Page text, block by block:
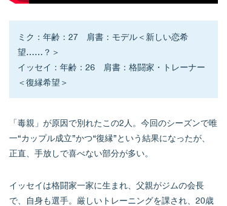
ミク：年齢：27　肩書：モデル＜新しい恋希
望……？＞
イッセイ：年齢：26　肩書：格闘家・トレーナー
＜復縁希望＞
「毒親」が原因で別れたこの2人。今回のシーズンで唯
一“カップル成立”かつ“復縁”という結果になったが、
正直、手放しで喜べない部分が多い。
イッセイは格闘家一家に生まれ、父親がジムの会長
で、自身も選手。厳しいトレーニングを課され、20歳